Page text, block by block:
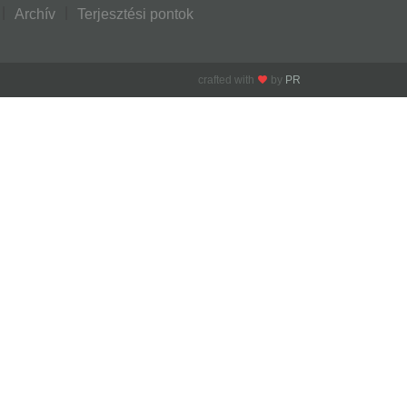
Archív Terjesztési pontok
crafted with by PR